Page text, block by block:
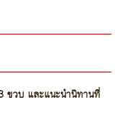
ขวบ และแนะนำนิทานที่